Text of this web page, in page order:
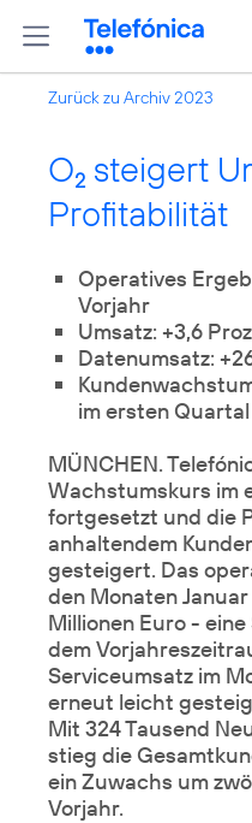
Zurück zu Archiv 2023
O2 steigert
Profitabilität
Operatives
Vorjahr
Umsatz: +3,6
Datenumsatz:
im ersten Quartal
MÜNCHEN.
Wachstumskurs im
fortgesetzt und die
anhaltendem
gesteigert. Das
den Monaten
Millionen Euro -
dem
Serviceumsatz im
erneut leicht
Mit 324 Tausend
stieg die
ein Zuwachs um
Vorjahr.